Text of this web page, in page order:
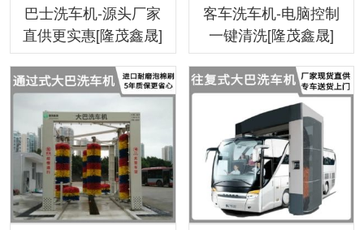
巴士洗车机-源头厂家
直供更实惠[隆茂鑫晟]
客车洗车机-电脑控制
一键清洗[隆茂鑫晟]